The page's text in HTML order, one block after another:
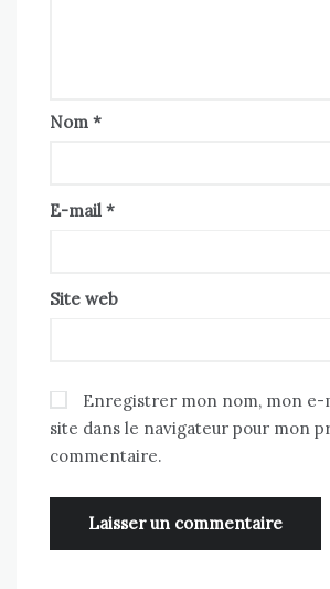
Nom *
E-mail *
Site web
Enregistrer mon nom, mon e-
site dans le navigateur pour mon
commentaire.